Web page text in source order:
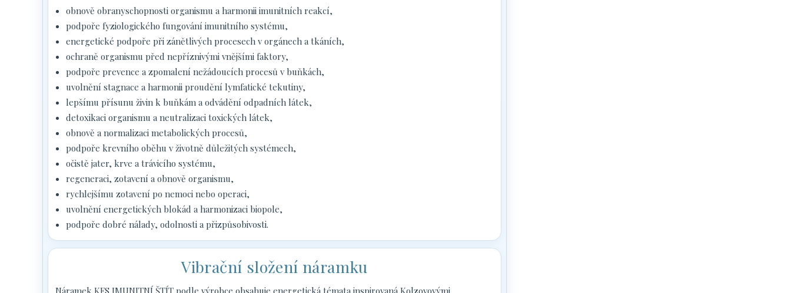
obnově obranyschopnosti organismu a harmonii imunitních reakcí,
podpoře fyziologického fungování imunitního systému,
energetické podpoře při zánětlivých procesech v orgánech a tkáních,
ochraně organismu před nepříznivými vnějšími faktory,
podpoře prevence a zpomalení nežádoucích procesů v buňkách,
uvolnění stagnace a harmonii proudění lymfatické tekutiny,
lepšímu přísunu živin k buňkám a odvádění odpadních látek,
detoxikaci organismu a neutralizaci toxických látek,
obnově a normalizaci metabolických procesů,
podpoře krevního oběhu v životně důležitých systémech,
očistě jater, krve a trávicího systému,
regeneraci, zotavení a obnově organismu,
rychlejšímu zotavení po nemoci nebo operaci,
uvolnění energetických blokád a harmonizaci biopole,
podpoře dobré nálady, odolnosti a přizpůsobivosti.
Vibrační složení náramku
Náramek KFS IMUNITNÍ ŠTÍT podle výrobce obsahuje energetická témata inspirovaná Kolzovovými